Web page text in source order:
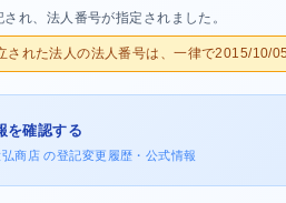
れ、法人番号が指定されました。
れた法人の法人番号は、一律で2015/10/05
を確認する
店 の登記変更履歴・公式情報